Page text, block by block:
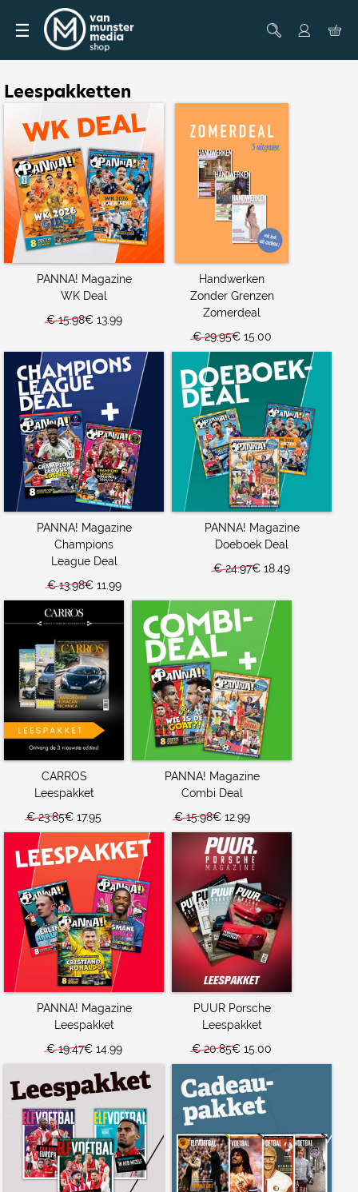
☰
Leespakketten
PANNA! Magazine
WK Deal
€ 15.98€ 13.99
Handwerken
Zonder Grenzen
Zomerdeal
€ 29.95€ 15.00
PANNA! Magazine
Champions
League Deal
€ 13.98€ 11.99
PANNA! Magazine
Doeboek Deal
€ 24.97€ 18.49
CARROS
Leespakket
€ 23.85€ 17.95
PANNA! Magazine
Combi Deal
€ 15.98€ 12.99
PANNA! Magazine
Leespakket
€ 19.47€ 14.99
PUUR Porsche
Leespakket
€ 20.85€ 15.00